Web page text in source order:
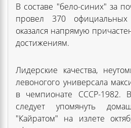
В составе "бело-синих" за
провел 370
оказался напрямую
достижениям.
Лидерские качества,
левоногого универсала
в чемпионате СССР-1982.
следует упомянуть
"Кайратом" на излете